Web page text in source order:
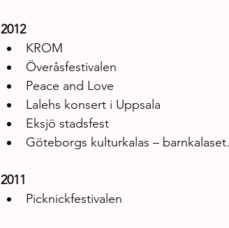
2012
KROM
Överåsfestivalen
Peace and Love
Lalehs konsert i Uppsala
Eksjö stadsfest
Göteborgs kulturkalas – barnkalaset.
2011
Picknickfestivalen